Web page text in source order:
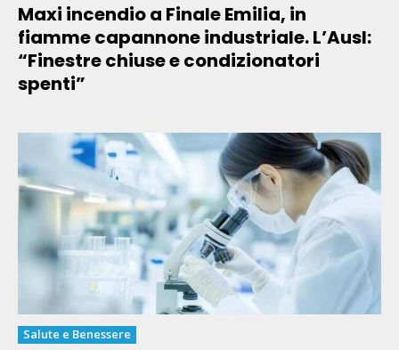
Maxi incendio a Finale Emilia, in
fiamme capannone industriale. L’Ausl:
“Finestre chiuse e condizionatori
spenti”
Salute e Benessere